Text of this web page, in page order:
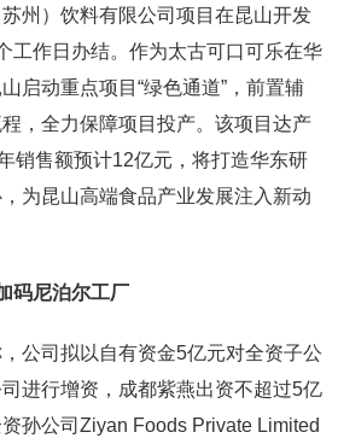
州）饮料有限公司项目在昆山开发
工作日办结。作为太古可口可乐在华
启动重点项目“绿色通道”，前置辅
，全力保障项目投产。该项目达产
销售额预计12亿元，将打造华东研
为昆山高端食品产业发展注入新动
码尼泊尔工厂
公司拟以自有资金5亿元对全资子公
进行增资，成都紫燕出资不超过5亿
孙公司Ziyan Foods Private Limited